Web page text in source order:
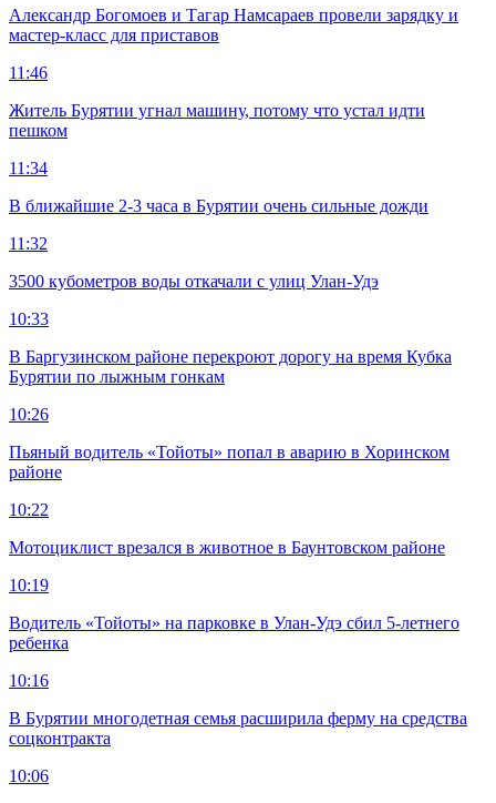
Александр Богомоев и Тагар Намсараев провели зарядку и
мастер-класс для приставов
11:46
Житель Бурятии угнал машину, потому что устал идти
пешком
11:34
В ближайшие 2-3 часа в Бурятии очень сильные дожди
11:32
3500 кубометров воды откачали с улиц Улан-Удэ
10:33
В Баргузинском районе перекроют дорогу на время Кубка
Бурятии по лыжным гонкам
10:26
Пьяный водитель «Тойоты» попал в аварию в Хоринском
районе
10:22
Мотоциклист врезался в животное в Баунтовском районе
10:19
Водитель «Тойоты» на парковке в Улан-Удэ сбил 5-летнего
ребенка
10:16
В Бурятии многодетная семья расширила ферму на средства
соцконтракта
10:06